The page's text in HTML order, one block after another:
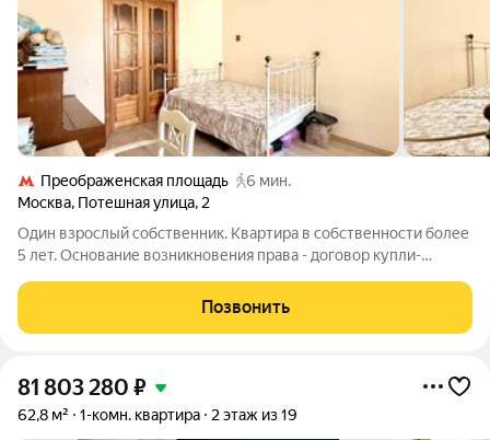
Преображенская площадь
6 мин.
Москва, Потешная улица, 2
Один взрослый собственник. Квартира в собственности более
5 лет. Основание возникновения права - договор купли-
подготовлены к сделке. Без долгов. Без обременений.
Альтернатива на другой район.
Позвонить
81 803 280 ₽
62,8 м² 1-комн. квартира 2 этаж из 19